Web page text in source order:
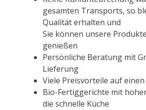
gesamten Transports, so
Qualität erhalten und
Sie können unsere
genießen
Persönliche Beratung mit
Lieferung
Viele Preisvorteile auf
Bio-Fertiggerichte mit
die schnelle Küche